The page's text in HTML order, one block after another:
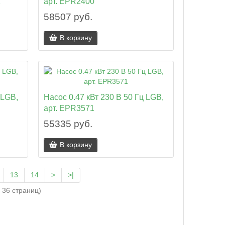
58507 руб.
В корзину
Насос 0.47 кВт 230 В 50 Гц LGB,
арт. EPR3571
55335 руб.
В корзину
13 14 >
>|
страниц)